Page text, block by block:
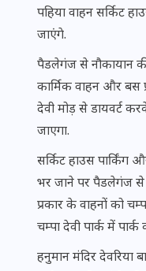
पहिया वाहन सर्किट
जाएंगे.
पैडलेगंज से नौकायान
कार्मिक वाहन और बस
देवी मोड़ से डायवर्ट
जाएगा.
सर्किट हाउस पार्किंग
भर जाने पर पैडलेगंज से
प्रकार के वाहनों को
चम्पा देवी पार्क में पार्क
हनुमान मंदिर देवरिया